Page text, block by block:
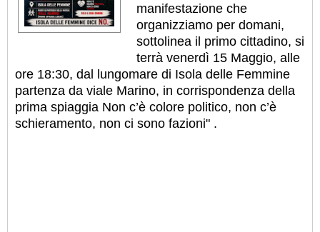
manifestazione che
organizziamo per domani,
sottolinea il primo cittadino, si
terrà venerdì 15 Maggio, alle
ore 18:30, dal lungomare di Isola delle Femmine
partenza da viale Marino, in corrispondenza della
prima spiaggia Non c’è colore politico, non c’è
schieramento, non ci sono fazioni" .